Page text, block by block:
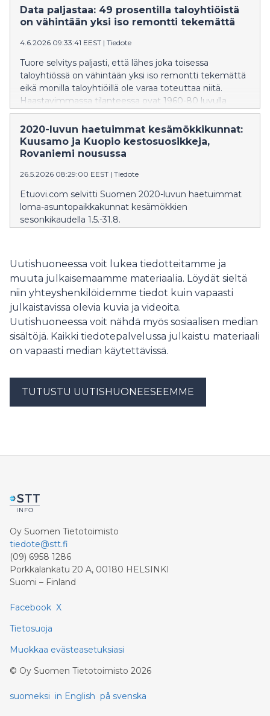
ja on valmis maksamaan mieluummin enemmän kuin
tinkimään koosta. Samalla lainansaannin vaikeus
Data paljastaa: 49 prosentilla taloyhtiöistä
on vähintään yksi iso remontti tekemättä
4.6.2026 09:33:41 EEST | Tiedote
Tuore selvitys paljasti, että lähes joka toisessa
taloyhtiössä on vähintään yksi iso remontti tekemättä
eikä monilla taloyhtiöillä ole varaa toteuttaa niitä.
Haastavimmassa tilanteessa ovat 1960-80 luvulla
rakennetut taloyhtiöt,
joilta puuttuu vielä putkiremontti.
2020-luvun haetuimmat kesämökkikunnat:
Kuusamo ja Kuopio kestosuosikkeja,
Rovaniemi nousussa
26.5.2026 08:29:00 EEST | Tiedote
Etuovi.com selvitti Suomen 2020-luvun haetuimmat
loma-asuntopaikkakunnat kesämökkien
sesonkikaudella 1.5.-31.8.
Uutishuoneessa voit lukea tiedotteitamme ja
muuta julkaisemaamme materiaalia. Löydät sieltä
niin yhteyshenkilöidemme tiedot kuin vapaasti
julkaistavissa olevia kuvia ja videoita.
Uutishuoneessa voit nähdä myös sosiaalisen median
sisältöjä. Kaikki tiedotepalvelussa julkaistu materiaali
on vapaasti median käytettävissä.
TUTUSTU UUTISHUONEESEEMME
Oy Suomen Tietotoimisto
tiedote@stt.fi
(09) 6958 1286
Porkkalankatu 20 A, 00180 HELSINKI
Suomi – Finland
Facebook X
Tietosuoja
Muokkaa evästeasetuksiasi
© Oy Suomen Tietotoimisto 2026
suomeksi in English på svenska